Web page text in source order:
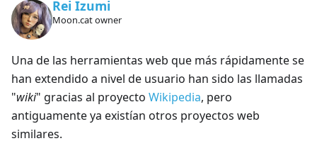
Rei Izumi
Moon.cat owner
Una de las herramientas web que más rápidamente se
han extendido a nivel de usuario han sido las llamadas
"wiki" gracias al proyecto Wikipedia, pero
antiguamente ya existían otros proyectos web
similares.